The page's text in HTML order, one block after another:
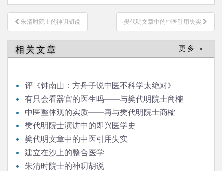
文
章
导
航
朱清时院士的神叨胡说 樊代明文章中的中医引用失实
相关文章 更多 »
评《钟南山：方舟子说中医不科学太绝对》
有只会看器官的医生吗——与樊代明院士商榷
中医整体观的实质——再与樊代明院士商榷
樊代明院士演讲中的即兴医学史
樊代明文章中的中医引用失实
建立在沙上的整合医学
朱清时院士的神叨胡说